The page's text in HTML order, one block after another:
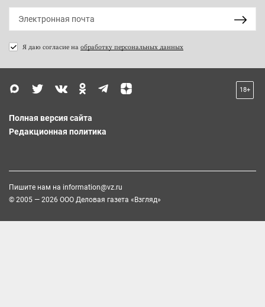
Я даю согласие на обработку персональных данных
18+
Полная версия сайта
Редакционная политика
Пишите нам на information@vz.ru
© 2005 — 2026 ООО Деловая газета «Взгляд»